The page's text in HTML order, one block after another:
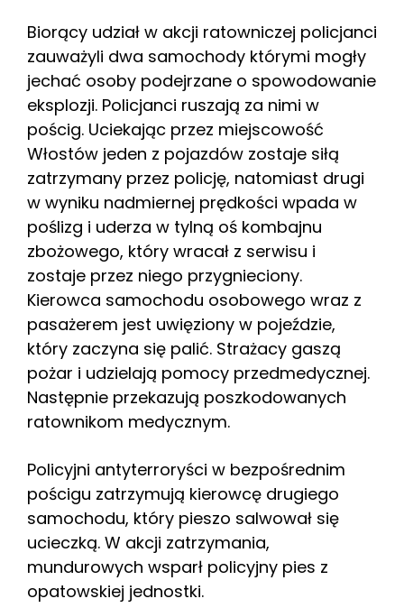
Biorący udział w akcji ratowniczej policjanci
zauważyli dwa samochody którymi mogły
jechać osoby podejrzane o spowodowanie
eksplozji. Policjanci ruszają za nimi w
pościg. Uciekając przez miejscowość
Włostów jeden z pojazdów zostaje siłą
zatrzymany przez policję, natomiast drugi
w wyniku nadmiernej prędkości wpada w
poślizg i uderza w tylną oś kombajnu
zbożowego, który wracał z serwisu i
zostaje przez niego przygnieciony.
Kierowca samochodu osobowego wraz z
pasażerem jest uwięziony w pojeździe,
który zaczyna się palić. Strażacy gaszą
pożar i udzielają pomocy przedmedycznej.
Następnie przekazują poszkodowanych
ratownikom medycznym.
Policyjni antyterroryści w bezpośrednim
pościgu zatrzymują kierowcę drugiego
samochodu, który pieszo salwował się
ucieczką. W akcji zatrzymania,
mundurowych wsparł policyjny pies z
opatowskiej jednostki.